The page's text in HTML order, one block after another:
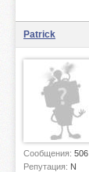
Patrick
Сообщения: 506
Репутация: N